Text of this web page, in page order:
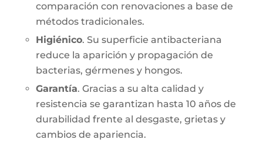
comparación con renovaciones a base de
métodos tradicionales.
Higiénico. Su superficie antibacteriana
reduce la aparición y propagación de
bacterias, gérmenes y hongos.
Garantía. Gracias a su alta calidad y
resistencia se garantizan hasta 10 años de
durabilidad frente al desgaste, grietas y
cambios de apariencia.